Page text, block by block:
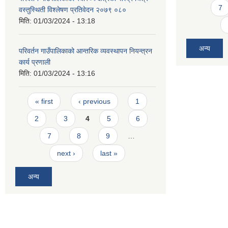
वस्तुस्थिती विश्लेषण प्रतिवेदन २०७९ ०८०
मिति: 01/03/2024 - 13:18
परिवर्तन गाउँपालिकाको आन्तरिक व्यवस्थापन नियन्त्रन
कार्य प्रणाली
मिति: 01/03/2024 - 13:16
Pages
« first ‹ previous 1
2 3 4 5 6
7 8 9
next › last »
अन्य
7
अन्य